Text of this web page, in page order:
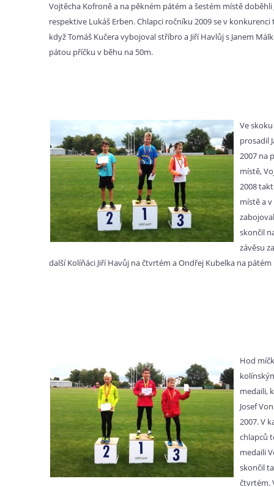
Vojtěcha Kofroně a na pěkném pátém a šestém místě doběhli
respektive Lukáš Erben. Chlapci ročníku 2009 se v
když Tomáš Kučera vybojoval stříbro a Jiří Havlůj s Janem
pátou příčku v běhu na 50m.
Ve
prosadil
2007 na
místě,
2008
místě a
skončil
závěsu
další Kolíňáci Jiří Havůj na čtvrtém a Ondřej Kubelka na pátém
Hod
medaili,
Josef
2007. V
chlapců
medaili
skončil
čtvrtém.